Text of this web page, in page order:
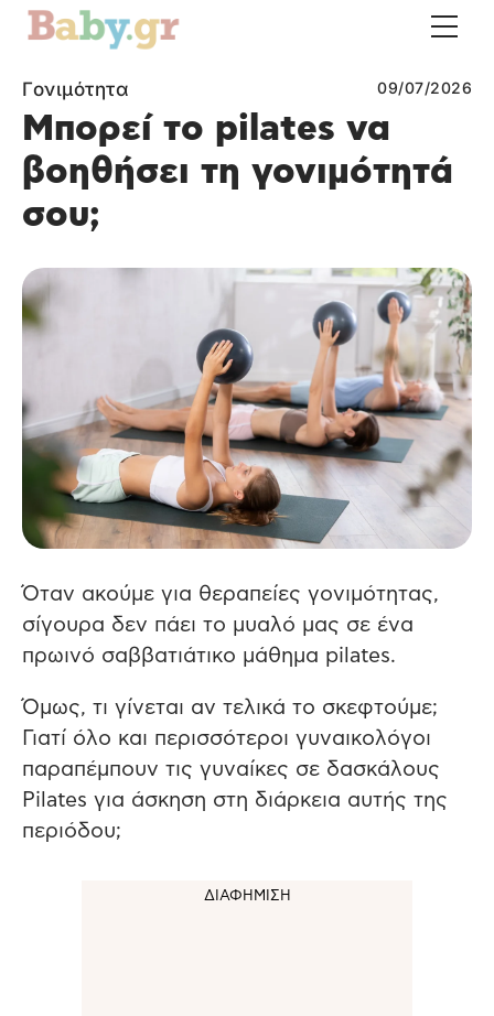
Γονιμότητα 09/07/2026
Μπορεί το pilates να
βοηθήσει τη γονιμότητά
σου;
Όταν ακούμε για θεραπείες γονιμότητας,
σίγουρα δεν πάει το μυαλό μας σε ένα
πρωινό σαββατιάτικο μάθημα pilates.
Όμως, τι γίνεται αν τελικά το σκεφτούμε;
Γιατί όλο και περισσότεροι γυναικολόγοι
παραπέμπουν τις γυναίκες σε δασκάλους
Pilates για άσκηση στη διάρκεια αυτής της
περιόδου;